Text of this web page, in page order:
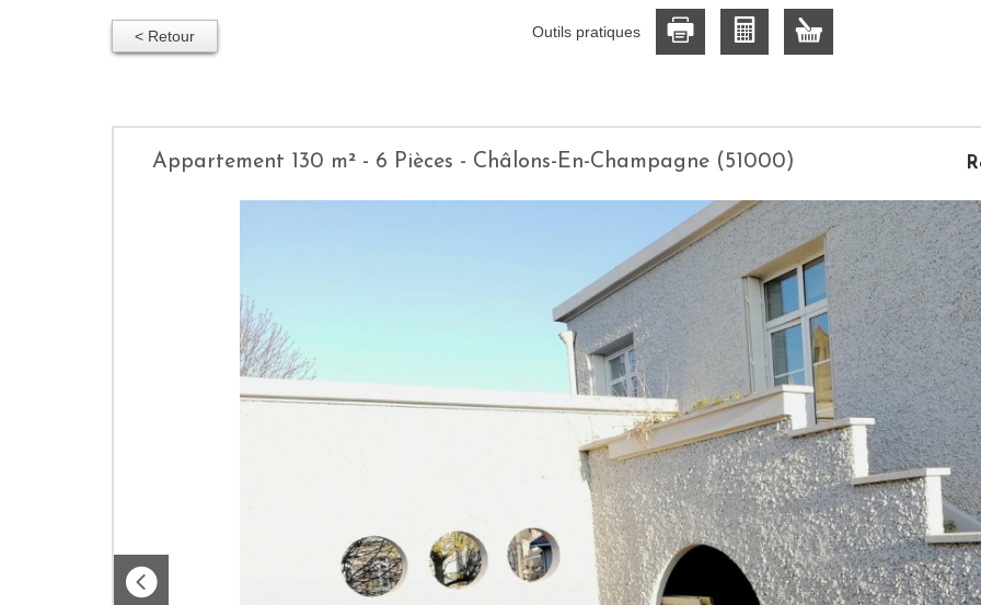
< Retour Outils pratiques
Appartement 130 m² - 6 Pièces - Châlons-En-Champagne (51000)